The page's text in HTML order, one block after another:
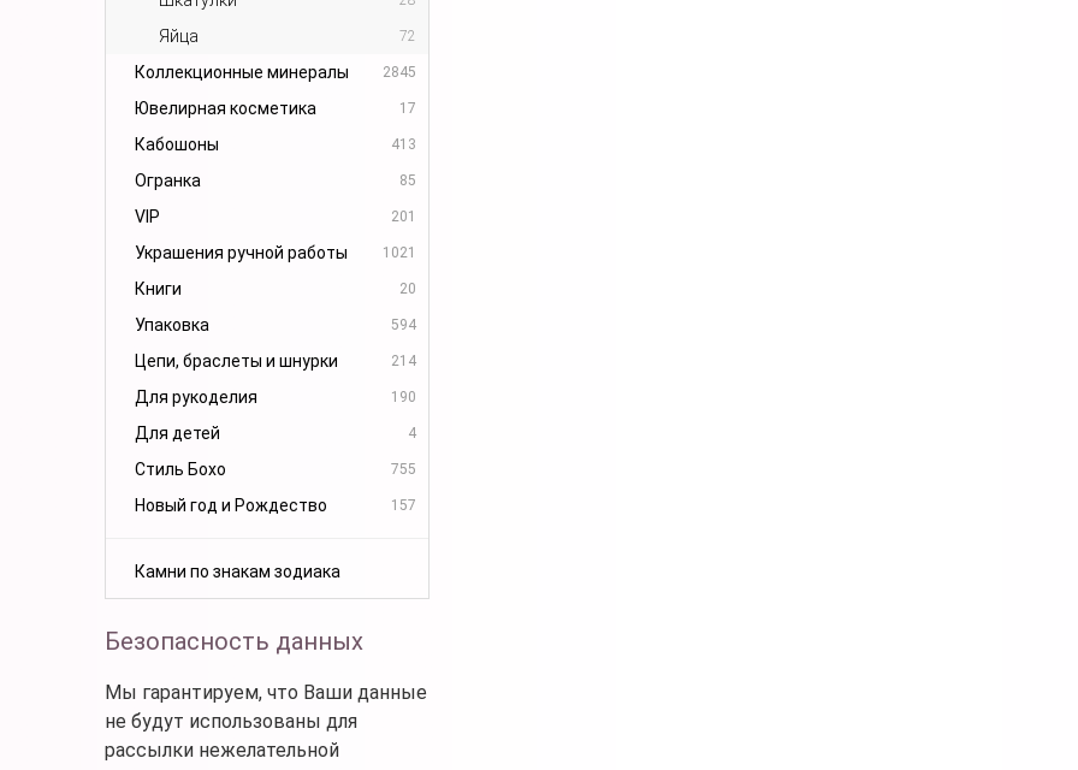
Яйца 72
Коллекционные минералы 2845
Ювелирная косметика 17
Кабошоны 413
Огранка 85
VIP 201
Украшения ручной работы 1021
Книги 20
Упаковка 594
Цепи, браслеты и шнурки 214
Для рукоделия 190
Для детей 4
Стиль Бохо 755
Новый год и Рождество 157
Камни по знакам зодиака
Безопасность данных
Мы гарантируем, что Ваши данные
не будут использованы для
рассылки нежелательной